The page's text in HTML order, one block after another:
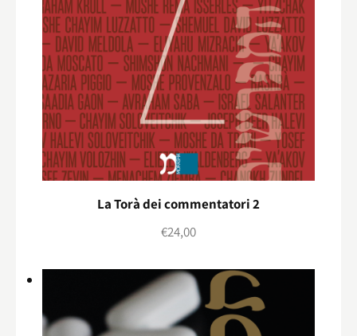
La Torà dei commentatori 2
€24,00